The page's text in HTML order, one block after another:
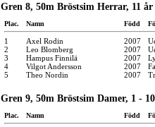
Gren 8, 50m Bröstsim Herrar, 11 år
Plac. Namn Född
1 Axel Rodin 2007
2
Leo Blomberg 2007
3
Hampus Finnilä 2007
4
Vilgot Andersson 2007
5
Theo Nordin 2007
Gren 9, 50m Bröstsim Damer, 1 -
Plac. Namn Född